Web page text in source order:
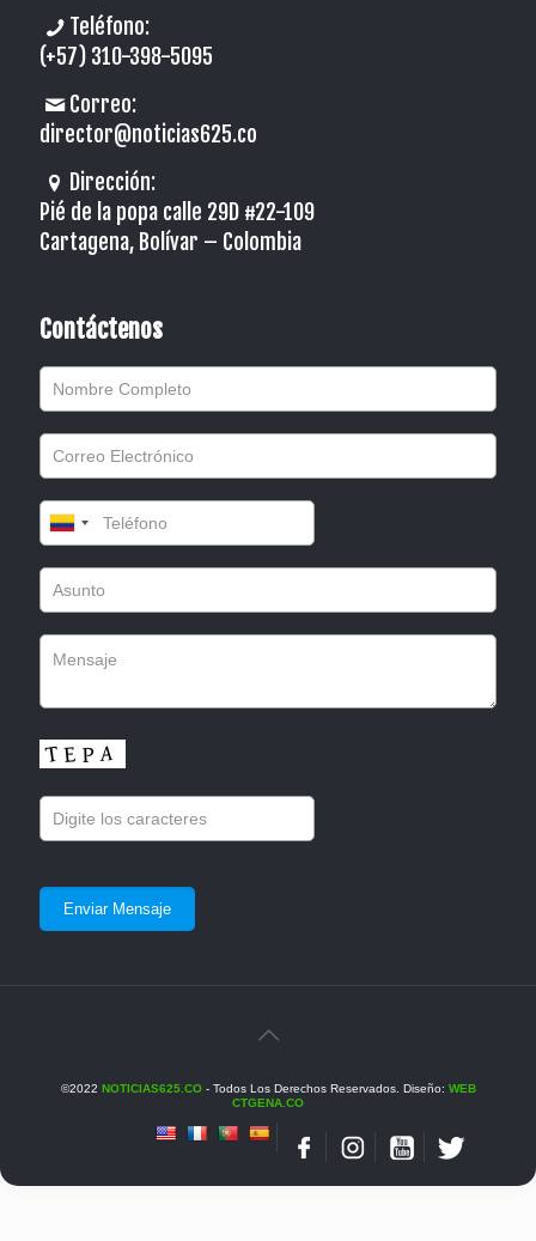
Teléfono:
(+57) 310-398-5095
Correo:
director@noticias625.co
Dirección:
Pié de la popa calle 29D #22-109
Cartagena, Bolívar – Colombia
Contáctenos
©2022 NOTICIAS625.CO- Todos Los Derechos Reservados. Diseño: WEB
CTGENA.CO